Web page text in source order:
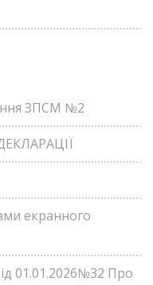
ЗПСМ №2
екранного
01.01.2026№32 Про